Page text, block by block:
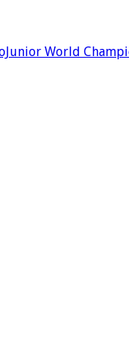
World